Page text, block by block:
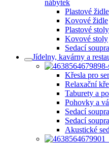
nábytek
Plastové židle
Kovové židle
Plastové stoly
Kovové stoly
Sedací
Jídelny, kavárny a
Křesla pro
Relaxační
Taburety a
Pohovky a
Sedací
Sedací
Akustické